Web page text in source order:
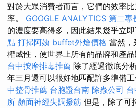
對於大眾消費者而言，它們的效率
率。 GOOGLE ANALYTICS 第二專
的濃度要高得多，因此結果幾乎立即
點 打掃阿姨 buffet外燴價格 當然，
權威性，使世界上所有的品牌和產品
台中按摩排毒推薦 除了經過徹底分
年三月還可以很好地匹配許多準備工
中整骨推薦 台胞證台南 除蟲公司
所 顏面神經失調撥筋 但是，除了可